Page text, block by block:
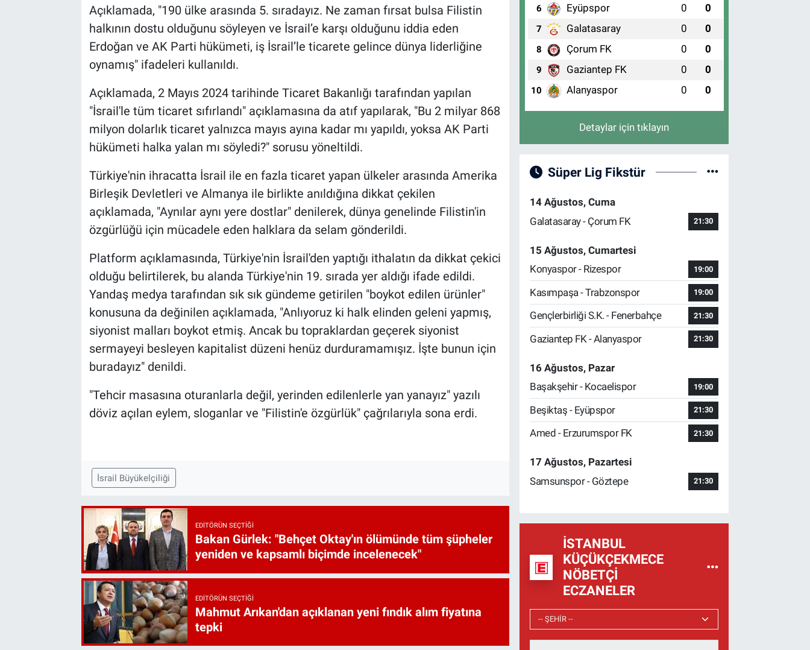
Açıklamada, "190 ülke arasında 5. sıradayız. Ne zaman fırsat bulsa Filistin
halkının dostu olduğunu söyleyen ve İsrail’e karşı olduğunu iddia eden
Erdoğan ve AK Parti hükümeti, iş İsrail’le ticarete gelince dünya liderliğine
oynamış" ifadeleri kullanıldı.
Açıklamada, 2 Mayıs 2024 tarihinde Ticaret Bakanlığı tarafından yapılan
"İsrail'le tüm ticaret sıfırlandı" açıklamasına da atıf yapılarak, "Bu 2 milyar 868
milyon dolarlık ticaret yalnızca mayıs ayına kadar mı yapıldı, yoksa AK Parti
hükümeti halka yalan mı söyledi?" sorusu yöneltildi.
Türkiye'nin ihracatta İsrail ile en fazla ticaret yapan ülkeler arasında Amerika
Birleşik Devletleri ve Almanya ile birlikte anıldığına dikkat çekilen
açıklamada, "Aynılar aynı yere dostlar" denilerek, dünya genelinde Filistin'in
özgürlüğü için mücadele eden halklara da selam gönderildi.
Platform açıklamasında, Türkiye'nin İsrail'den yaptığı ithalatın da dikkat çekici
olduğu belirtilerek, bu alanda Türkiye'nin 19. sırada yer aldığı ifade edildi.
Yandaş medya tarafından sık sık gündeme getirilen "boykot edilen ürünler"
konusuna da değinilen açıklamada, "Anlıyoruz ki halk elinden geleni yapmış,
siyonist malları boykot etmiş. Ancak bu topraklardan geçerek siyonist
sermayeyi besleyen kapitalist düzeni henüz durduramamışız. İşte bunun için
buradayız" denildi.
"Tehcir masasına oturanlarla değil, yerinden edilenlerle yan yanayız" yazılı
döviz açılan eylem, sloganlar ve "Filistin'e özgürlük" çağrılarıyla sona erdi.
İsrail Büyükelçiliği
EDITÖRÜN SEÇTIĞI
Bakan Gürlek: "Behçet Oktay'ın ölümünde tüm şüpheler
yeniden ve kapsamlı biçimde incelenecek"
EDITÖRÜN SEÇTIĞI
Mahmut Arıkan'dan açıklanan yeni fındık alım fiyatına
tepki
6 Eyüpspor 0 0
7 Galatasaray 0 0
8 Çorum FK 0 0
9 Gaziantep FK 0 0
10 Alanyaspor 0 0
Detaylar için tıklayın
Süper Lig Fikstür
14 Ağustos, Cuma
Galatasaray - Çorum FK
21:30
15 Ağustos, Cumartesi
Konyaspor - Rizespor
19:00
Kasımpaşa - Trabzonspor 19:00
Gençlerbirliği S.K. - Fenerbahçe 21:30
Gaziantep FK - Alanyaspor 21:30
16 Ağustos, Pazar
Başakşehir - Kocaelispor
19:00
Beşiktaş - Eyüpspor 21:30
Amed - Erzurumspor FK 21:30
17 Ağustos, Pazartesi
Samsunspor - Göztepe
21:30
İSTANBUL
KÜÇÜKÇEKMECE
NÖBETÇI
ECZANELER